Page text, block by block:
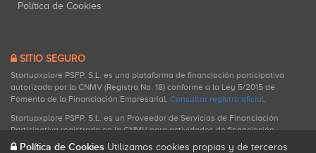
Política de Cookies
SITIO SEGURO
Startupxplore PSFP, S.L. es una plataforma de financiación participativa
autorizada por la CNMV (Registro No. 18) conforme a la Ley 5/2015 de
Fomento de la Financiación Empresarial. Consultar registro oficial.
Startupxplore PSFP, S.L. es un Proveedor de Servicios de Financiación
Participativa registrado en la CNMV para actividades de financiación
participativa.
Política de Cookies Utilizamos cookies propias y de terceros